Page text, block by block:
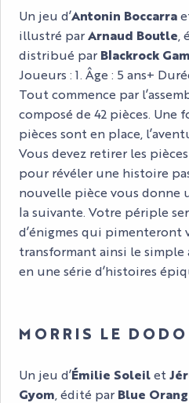
Un jeu d’Antonin Boccarra
illustré parArnaud Boutle
distribué par Blackrock
Joueurs : 1. Âge : 5 ans+
Tout commence par
composé de 42 pièces. Une
pièces sont en place,
Vous devez retirer les
pour révéler une histoire
nouvelle pièce vous
la suivante. Votre périple
d’énigmes qui pimenteront
transformant ainsi le simple
en une série d’histoires
MORRIS LE DODO
Un jeu d’Émilie Soleilet
Gyom , édité par Blue